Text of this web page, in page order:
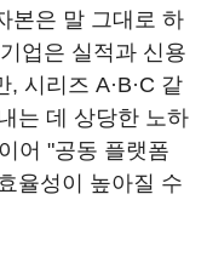
본은 말 그대로 하
업은 실적과 신용
시리즈 A·B·C 같
는 데 상당한 노하
어 "공동 플랫폼
율성이 높아질 수